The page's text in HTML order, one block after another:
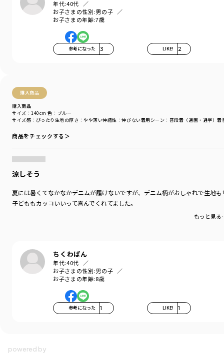
年代:40代
お子さまの性別:男の子
お子さまの年齢:7歳
参考になった 3 LIKE! 2
購入商品
購入商品
サイズ感 ：ぴったり 生地の厚さ ：やや薄い伸縮性 ：伸びない着用シーン ：普段着（通園・通学）着
サイズ：140cm 色：ブルー
商品をチェックする＞
涼しそう
夏には暑くてなかなかデニムが履けないですが、デニム柄がおしゃれで生地
子どももカッコいいって喜んでくれてました。
もっと見
ちくわぱん
年代:40代
お子さまの性別:男の子
お子さまの年齢:8歳
参考になった 1 LIKE! 1
ひんやり接触冷感のタグを目印に、
進化した履き心地をチェックしてください
着用イメージ/カラー：グレー
モデル：身長107.0cm 体重17.5kg
サイズ：サイズ110
ブランド ／branshes
カラー
性別タイプ